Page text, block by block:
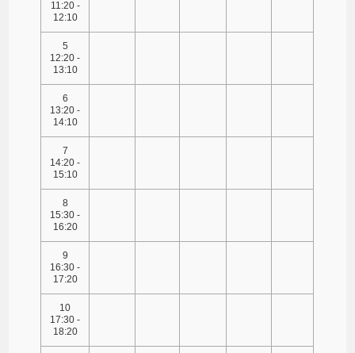
11:20 -
12:10
5
12:20 -
13:10
6
13:20 -
14:10
7
14:20 -
15:10
8
15:30 -
16:20
9
16:30 -
17:20
10
17:30 -
18:20